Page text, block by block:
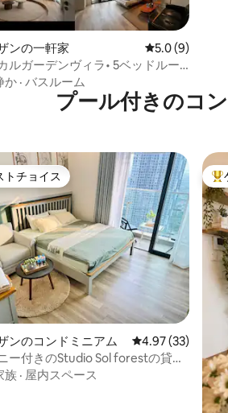
ンの一軒家 レビュー9件、
5.0 (9)
ルガーデンヴィラ• 5ベッドルー
庭• バーベキュー
か · バスルーム
プール付きのコ
中4.95つ星の平均評価
のゲストチョイスです。
トチョイス
ンのコンドミニアム レビュー33件、
4.97 (33)
ー付きのStudio Sol forestの貸切
ム
族 · 屋内スペース
大